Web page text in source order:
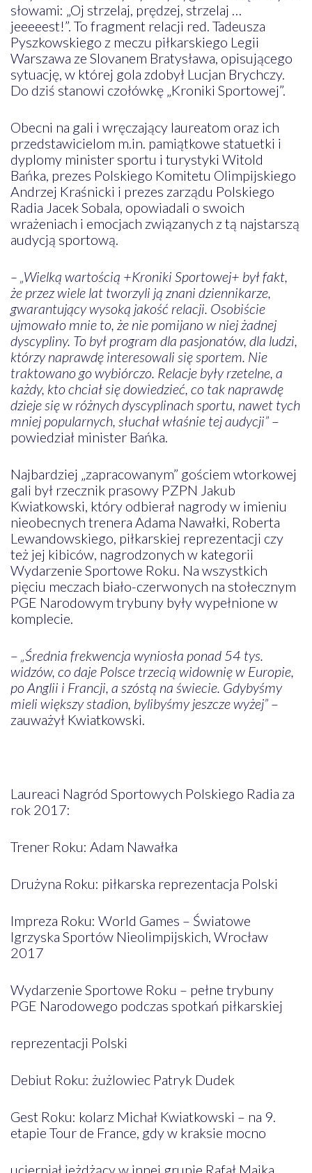
słowami: „Oj strzelaj, prędzej, strzelaj …
jeeeeest!”. To fragment relacji red. Tadeusza
Pyszkowskiego z meczu piłkarskiego Legii
Warszawa ze Slovanem Bratysława, opisującego
sytuację, w której gola zdobył Lucjan Brychczy.
Do dziś stanowi czołówkę „Kroniki Sportowej”.
Obecni na gali i wręczający laureatom oraz ich
przedstawicielom m.in. pamiątkowe statuetki i
dyplomy minister sportu i turystyki Witold
Bańka, prezes Polskiego Komitetu Olimpijskiego
Andrzej Kraśnicki i prezes zarządu Polskiego
Radia Jacek Sobala, opowiadali o swoich
wrażeniach i emocjach związanych z tą najstarszą
audycją sportową.
– „Wielką wartością +Kroniki Sportowej+ był fakt,
że przez wiele lat tworzyli ją znani dziennikarze,
gwarantujący wysoką jakość relacji. Osobiście
ujmowało mnie to, że nie pomijano w niej żadnej
dyscypliny. To był program dla pasjonatów, dla ludzi,
którzy naprawdę interesowali się sportem. Nie
traktowano go wybiórczo. Relacje były rzetelne, a
każdy, kto chciał się dowiedzieć, co tak naprawdę
dzieje się w różnych dyscyplinach sportu, nawet tych
mniej popularnych, słuchał właśnie tej audycji”–
powiedział minister Bańka.
Najbardziej „zapracowanym” gościem wtorkowej
gali był rzecznik prasowy PZPN Jakub
Kwiatkowski, który odbierał nagrody w imieniu
nieobecnych trenera Adama Nawałki, Roberta
Lewandowskiego, piłkarskiej reprezentacji czy
też jej kibiców, nagrodzonych w kategorii
Wydarzenie Sportowe Roku. Na wszystkich
pięciu meczach biało-czerwonych na stołecznym
PGE Narodowym trybuny były wypełnione w
komplecie.
– „Średnia frekwencja wyniosła ponad 54 tys.
widzów, co daje Polsce trzecią widownię w Europie,
po Anglii i Francji, a szóstą na świecie. Gdybyśmy
mieli większy stadion, bylibyśmy jeszcze wyżej”–
zauważył Kwiatkowski.
Laureaci Nagród Sportowych Polskiego Radia za
rok 2017:
Trener Roku: Adam Nawałka
Drużyna Roku: piłkarska reprezentacja Polski
Impreza Roku: World Games – Światowe
Igrzyska Sportów Nieolimpijskich, Wrocław
2017
Wydarzenie Sportowe Roku – pełne trybuny
PGE Narodowego podczas spotkań piłkarskiej
reprezentacji Polski
Debiut Roku: żużlowiec Patryk Dudek
Gest Roku: kolarz Michał Kwiatkowski – na 9.
etapie Tour de France, gdy w kraksie mocno
ucierpiał jeżdżący w innej grupie Rafał Majka,